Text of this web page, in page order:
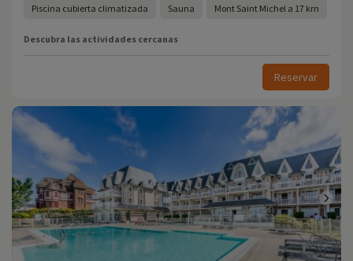
Piscina cubierta climatizada Sauna Mont Saint Michel a 17 km
Descubra las actividades cercanas
Reservar